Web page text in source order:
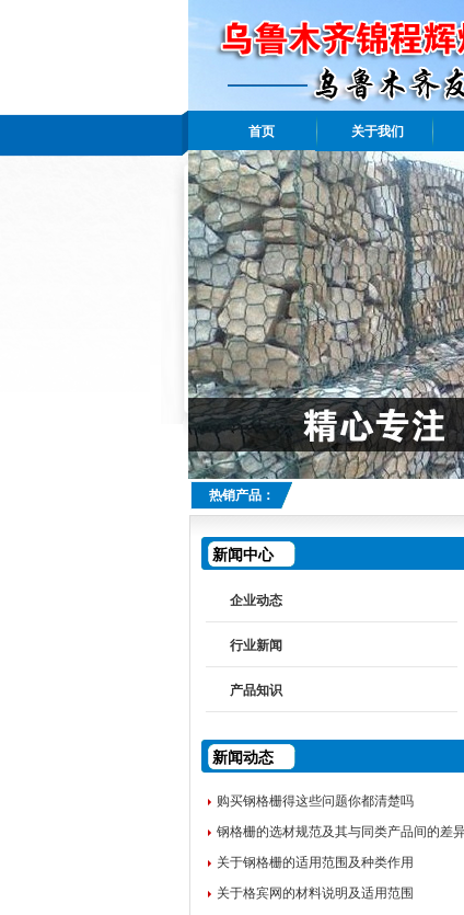
首页 关于我们
热销产品：
新闻中心
企业动态
行业新闻
产品知识
新闻动态
购买钢格栅得这些问题你都清楚吗
钢格栅的选材规范及其与同类产品间的差
关于钢格栅的适用范围及种类作用
关于格宾网的材料说明及适用范围